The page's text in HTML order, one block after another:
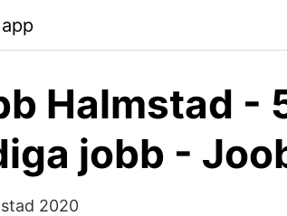
Halmstad -
jobb -
2020